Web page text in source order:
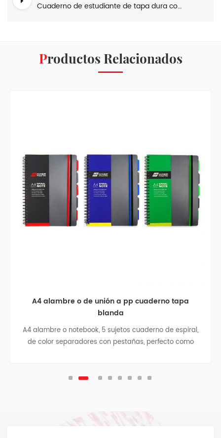
Cuaderno de estudiante de tapa dura con encuadernación en espiral A5 de Smiling Range
Productos Relacionados
A4 alambre o de unión a pp cuaderno tapa
blanda
A4 alambre o notebook, 5 sujetos cuaderno de espiral,
de color separadores con pestañas, perfecto como
revistas.